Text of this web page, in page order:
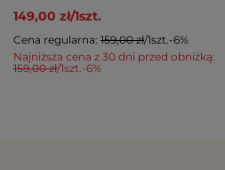
149,00 zł/1szt.
Najniższa cena z 30 dni przed obniżką:
159,00 zł/1szt. -6%
Cena regularna: 159,00 zł/1szt. -6%